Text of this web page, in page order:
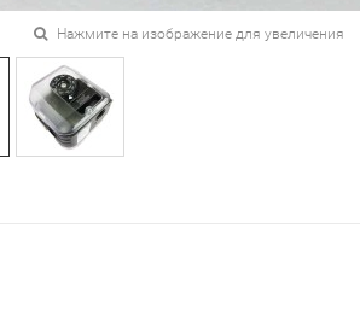
Нажмите на изображение для увеличения